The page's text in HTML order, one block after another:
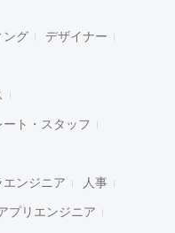
ング デザイナー
ート・スタッフ
エンジニア 人事
プリエンジニア